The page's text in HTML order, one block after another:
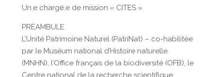
Un.e chargé.e de mission « CITES »
PRÉAMBULE
L’Unité Patrimoine Naturel (PatriNat) – co-habilitée
par le Muséum national d’Histoire naturelle
(MNHN), l’Office français de la biodiversité (OFB), le
Centre national de la recherche scientifique